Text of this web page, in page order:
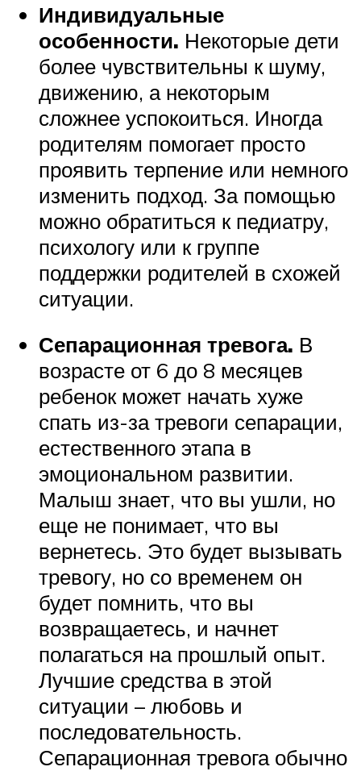
Индивидуальные
особенности. Некоторые дети
более чувствительны к шуму,
движению, а некоторым
сложнее успокоиться. Иногда
родителям помогает просто
проявить терпение или немного
изменить подход. За помощью
можно обратиться к педиатру,
психологу или к группе
поддержки родителей в схожей
ситуации.
Сепарационная тревога. В
возрасте от 6 до 8 месяцев
ребенок может начать хуже
спать из-за тревоги сепарации,
естественного этапа в
эмоциональном развитии.
Малыш знает, что вы ушли, но
еще не понимает, что вы
вернетесь. Это будет вызывать
тревогу, но со временем он
будет помнить, что вы
возвращаетесь, и начнет
полагаться на прошлый опыт.
Лучшие средства в этой
ситуации – любовь и
последовательность.
Сепарационная тревога обычно